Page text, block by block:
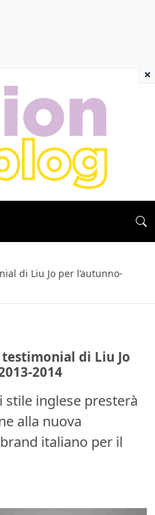
di Liu Jo per l’autunno-
di Liu Jo
2014
stile inglese presterà
alla nuova
italiano per il
×